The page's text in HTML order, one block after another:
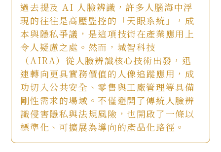
過去提及 AI 人臉辨識，許多人腦海中浮
現的往往是高壓監控的「天眼系統」，成
本與隱私爭議，是這項技術在產業應用上
令人疑慮之處。然而，城智科技
（AIRA）從人臉辨識核心技術出發，迅
速轉向更具實務價值的人像追蹤應用，成
功切入公共安全、零售與工廠管理等具備
剛性需求的場域。不僅避開了傳統人臉辨
識侵害隱私與法規風險，也開啟了一條以
標準化、可擴展為導向的產品化路徑。